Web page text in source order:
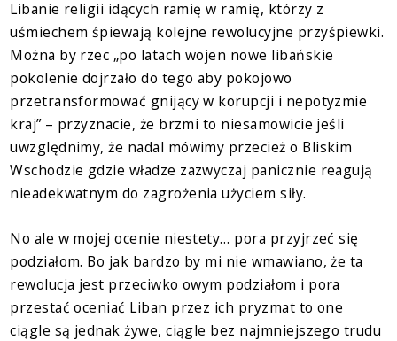
Libanie religii idących ramię w ramię, którzy z
uśmiechem śpiewają kolejne rewolucyjne przyśpiewki.
Można by rzec „po latach wojen nowe libańskie
pokolenie dojrzało do tego aby pokojowo
przetransformować gnijący w korupcji i nepotyzmie
kraj” – przyznacie, że brzmi to niesamowicie jeśli
uwzględnimy, że nadal mówimy przecież o Bliskim
Wschodzie gdzie władze zazwyczaj panicznie reagują
nieadekwatnym do zagrożenia użyciem siły.
No ale w mojej ocenie niestety… pora przyjrzeć się
podziałom. Bo jak bardzo by mi nie wmawiano, że ta
rewolucja jest przeciwko owym podziałom i pora
przestać oceniać Liban przez ich pryzmat to one
ciągle są jednak żywe, ciągle bez najmniejszego trudu